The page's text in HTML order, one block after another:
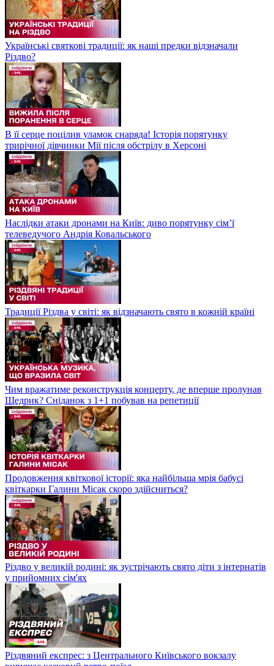
Українські святкові традиції: як наші предки відзначали
Різдво?
В її серце поцілив уламок снаряда! Історія порятунку
трирічної дівчинки Мії після обстрілу в Херсоні
Наслідки атаки дронами на Київ: диво порятунку сім’ї
телеведучого Андрія Ковальського
Традиції Різдва у світі: як відзначають свято в кожній країні
Чим вражатиме реконструкція концерту, де вперше пролунав
Щедрик? Сніданок з 1+1 побував на репетиції
Продовження квіткової історії: яка найбільша мрія бабусі
квіткарки Галини Місак скоро здійсниться?
Різдво у великій родині: як зустрічають свято діти з інтернатів
у прийомних сім'ях
Різдвяний експрес: з Центрального Київського вокзалу